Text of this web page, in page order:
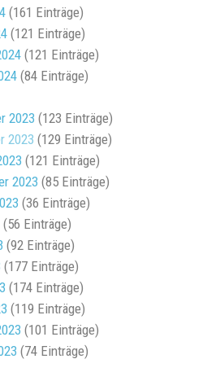
(161 Einträge)
(121 Einträge)
(121 Einträge)
(84 Einträge)
2023 (123 Einträge)
2023 (129 Einträge)
(121 Einträge)
2023 (85 Einträge)
(36 Einträge)
(56 Einträge)
(92 Einträge)
(177 Einträge)
(174 Einträge)
(119 Einträge)
(101 Einträge)
(74 Einträge)